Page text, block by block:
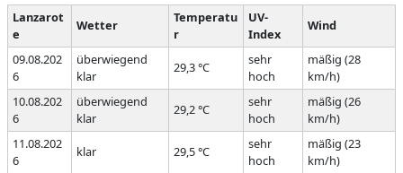
Lanzarot
e
Wetter
Temperatu
r
UV-
Index
Wind
09.08.202
6
überwiegend
klar
29,3 °C
sehr
hoch
mäßig (28
km/h)
10.08.202
6
überwiegend
klar
29,2 °C
sehr
hoch
mäßig (26
km/h)
11.08.202
6
klar 29,5 °C
sehr
hoch
mäßig (23
km/h)